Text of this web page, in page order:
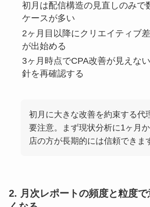
初月は配信構造の見直しのみで
ケースが多い
2ヶ月目以降にクリエイティブ
が出始める
3ヶ月時点でCPA改善が見えな
針を再確認する
初月に大きな改善を約束する代
要注意。まず現状分析に1ヶ月
店の方が長期的には信頼できま
2. 月次レポートの頻度と粒度